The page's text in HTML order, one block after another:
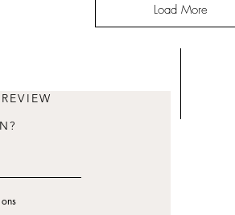
Load More